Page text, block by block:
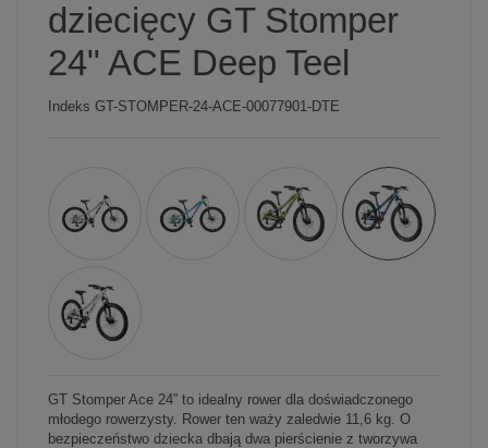
dziecięcy GT Stomper
24" ACE Deep Teel
Indeks GT-STOMPER-24-ACE-00077901-DTE
GT Stomper Ace 24” to idealny rower dla doświadczonego
młodego rowerzysty. Rower ten waży zaledwie 11,6 kg. O
bezpieczeństwo dziecka dbają dwa pierścienie z tworzywa